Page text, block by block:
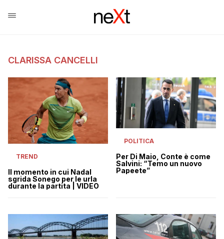
CLARISSA CANCELLI
TREND
Il momento in cui Nadal
sgrida Sonego per le urla
durante la partita | VIDEO
POLITICA
Per Di Maio, Conte è come
Salvini: “Temo un nuovo
Papeete”